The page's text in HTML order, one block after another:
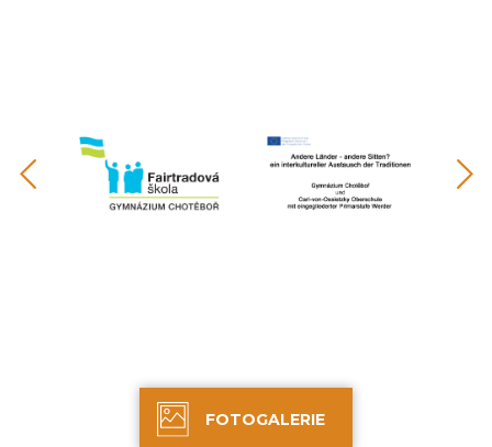
FOTOGALERIE